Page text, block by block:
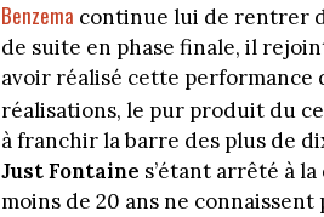
Benzema continue lui de rentrer
de suite en phase finale, il
avoir réalisé cette performance
réalisations, le pur produit du
à franchir la barre des plus de
Just Fontaine s’étant arrêté à
moins de 20 ans ne